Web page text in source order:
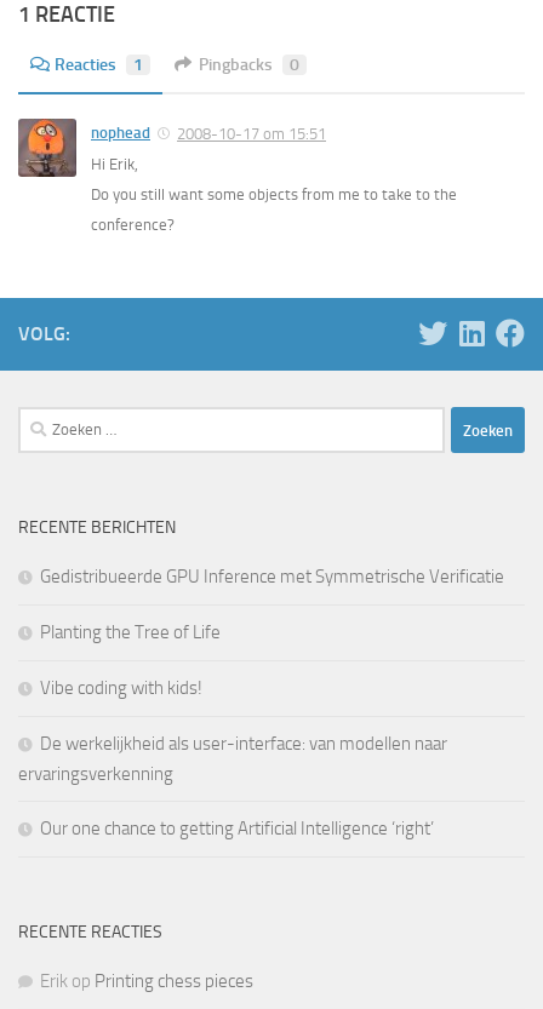
1 REACTIE
Reacties 1 Pingbacks 0
nophead
2008-10-17 om 15:51
Hi Erik,
Do you still want some objects from me to take to the
conference?
VOLG:
Zoeken
naar:
RECENTE BERICHTEN
Gedistribueerde GPU Inference met Symmetrische Verificatie
Planting the Tree of Life
Vibe coding with kids!
De werkelijkheid als user-interface: van modellen naar
ervaringsverkenning
Our one chance to getting Artificial Intelligence ‘right’
RECENTE REACTIES
Erik op Printing chess pieces